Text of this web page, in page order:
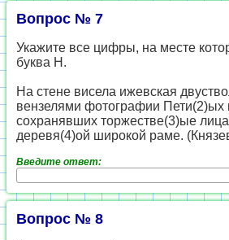
Вопрос № 7
Укажите все цифры, на месте
буква Н.
На стене висела ижевская
вензелями фотографии Пети(2)ых
сохранявших торжестве(3)ые
деревя(4)ой широкой раме.
Введите ответ:
Вопрос № 8